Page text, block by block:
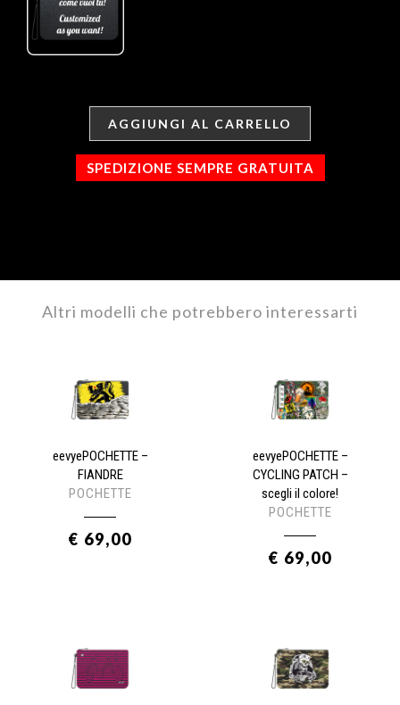
AGGIUNGI AL CARRELLO
SPEDIZIONE SEMPRE GRATUITA
Altri modelli che potrebbero interessarti
eevyePOCHETTE –
FIANDRE
POCHETTE
€ 69,00
eevyePOCHETTE –
CYCLING PATCH –
scegli il colore!
POCHETTE
€ 69,00